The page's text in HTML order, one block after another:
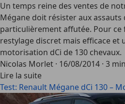
Un temps reine des ventes de
Mégane doit résister aux assauts
particulièrement affutée. Pour ce
restylage discret mais efficace et
motorisation dCi de 130 chevaux.
Nicolas Morlet · 16/08/2014 · 3
Lire la suite
Test: Renault Mégane dCi 130 –